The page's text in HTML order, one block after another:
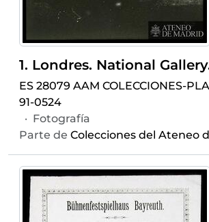
ES 28079 AAM COLECCIONES-
91-0524
· Fotografía
Parte de Colecciones del Ateneo